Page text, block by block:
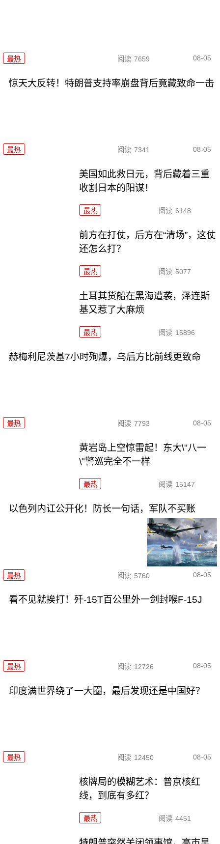
最热 阅读 7659 08-05
惊天大反转！特朗普支持率崩盘背后竟藏致命一击
最热 阅读 7341 08-05
美国如此救日元，背后藏着三重
收割日本的阳谋！
最热 阅读 6148
前方在打仗，后方在“清场”，这仗
还怎么打？
最热 阅读 5077
土耳其货船在黑海遭袭，泽连斯
基又惹了大麻烦
最热 阅读 15896
赫梅利尼茨基7小时殉爆，乌后方比前线更致命
最热 阅读 7793 08-05
黄岩岛上空惊雷起！东大\"八一
\"警巡完全不一样
最热 阅读 15147
以色列内讧公开化！防长一句话，军队不买账
最热 阅读 5760 08-05
看不见就挨打！歼-15T百公里外一剑封喉F-15J
最热 阅读 12726 08-05
印度满世界绕了一大圈，最后发现还是中国好？
最热 阅读 12450 08-05
核牌局的模糊艺术：普京核红
线，到底有多红？
最热 阅读 4451